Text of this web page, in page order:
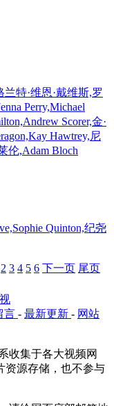
特·维恩·戴维斯,罗
Perry,Michael
Scorer,金·
Hawtrey,尼
伦,Adam Bloch
Quinton,纪尧
2 3 4 5 6 下一页 尾页
言 - 最新更新 - 网站
收集于各大视频网
资源存储，也不参与